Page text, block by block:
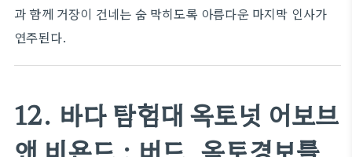
과 함께 거장이 건네는 숨 막히도록 아름다운 마지막 인사가
연주된다.
12. 바다 탐험대 옥토넛 어보브